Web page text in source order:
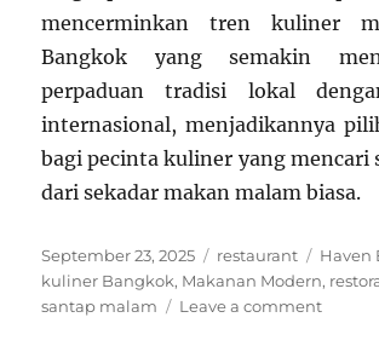
mencerminkan tren kuliner
Bangkok yang semakin
perpaduan tradisi lokal
internasional, menjadikannya
bagi pecinta kuliner yang mencari
dari sekadar makan malam biasa.
Posted
on
September 23, 2025 Categories
restaurant Tags
Haven
kuliner Bangkok, Makanan Modern,
santap malam
Leave a commenton